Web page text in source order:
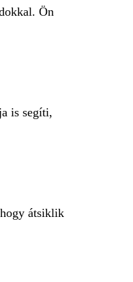
Ön
is segíti,
átsiklik